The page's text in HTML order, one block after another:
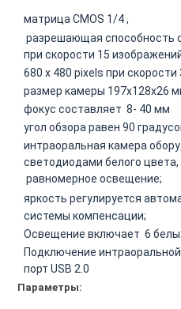
матрица CMOS 1/4 ,
разрешающая способность
при скорости 15
680 х 480 pixels при
размер камеры 197х128х26
фокус составляет 8- 40 мм
угол обзора равен 90
интраоральная камера
светодиодами белого
равномерное освещение;
яркость регулируется
системы компенсации;
Освещение включает 6
Подключение
порт USB 2.0
Параметры: